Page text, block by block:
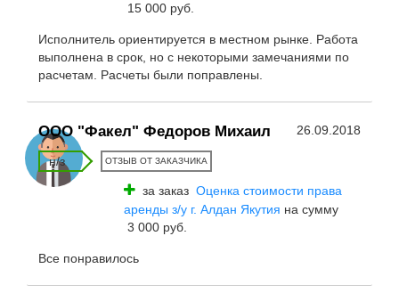
15 000 руб.
Исполнитель ориентируется в местном рынке. Работа
выполнена в срок, но с некоторыми замечаниями по
расчетам. Расчеты были поправлены.
ООО "Факел" Федоров Михаил 26.09.2018
н/з ОТЗЫВ ОТ ЗАКАЗЧИКА
за заказ Оценка стоимости права
аренды з/у г. Алдан Якутия на сумму
3 000 руб.
Все понравилось